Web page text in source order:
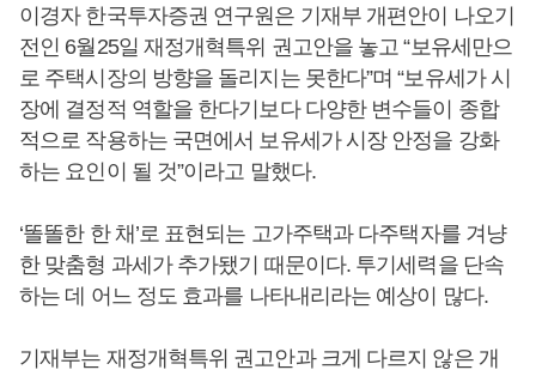
이경자 한국투자증권 연구원은 기재부 개편안이 나오기
전인 6월25일 재정개혁특위 권고안을 놓고 “보유세만으
로 주택시장의 방향을 돌리지는 못한다”며 “보유세가 시
장에 결정적 역할을 한다기보다 다양한 변수들이 종합
적으로 작용하는 국면에서 보유세가 시장 안정을 강화
하는 요인이 될 것”이라고 말했다.
‘똘똘한 한 채’로 표현되는 고가주택과 다주택자를 겨냥
한 맞춤형 과세가 추가됐기 때문이다. 투기세력을 단속
하는 데 어느 정도 효과를 나타내리라는 예상이 많다.
기재부는 재정개혁특위 권고안과 크게 다르지 않은 개